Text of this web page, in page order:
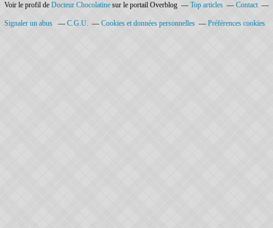
Voir le profil de Docteur Chocolatine sur le portail Overblog Top articles Contact
Signaler un abus C.G.U. Cookies et données personnelles Préférences cookies